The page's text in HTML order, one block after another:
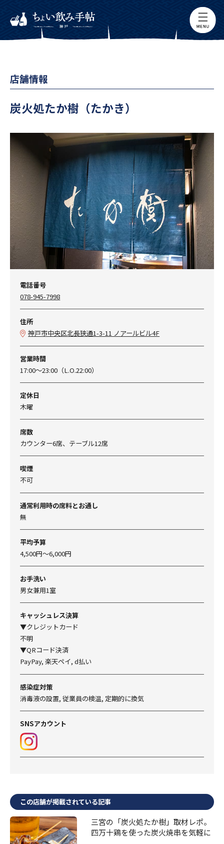
店舗情報
炭火処たか樹（たかき）
電話番号
078-945-7998
住所
神戸市中央区北長狭通1-3-11 ノアールビル4F
営業時間
17:00～23:00（L.O.22:00）
定休日
木曜
席数
カウンター6席、テーブル12席
喫煙
不可
通常利用時の席料とお通し
無
平均予算
4,500円～6,000円
お手洗い
男女兼用1室
キャッシュレス決算
▼クレジットカード
不明
▼QRコード決済
PayPay, 楽天ペイ, d払い
感染症対策
消毒液の設置, 従業員の検温, 定期的に換気
SNSアカウント
この店舗が掲載されている記事
三宮の「炭火処たか樹」取材レポ。
四万十鶏を使った炭火焼串を気軽に